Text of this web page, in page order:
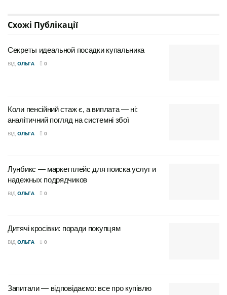
Схожі Публікації
Секреты идеальной посадки купальника
ВІД ОЛЬГА 0
Коли пенсійний стаж є, а виплата — ні:
аналітичний погляд на системні збої
ВІД ОЛЬГА 0
Лунбикс — маркетплейс для поиска услуг и
надежных подрядчиков
ВІД ОЛЬГА 0
Дитячі кросівки: поради покупцям
ВІД ОЛЬГА 0
Запитали — відповідаємо: все про купівлю